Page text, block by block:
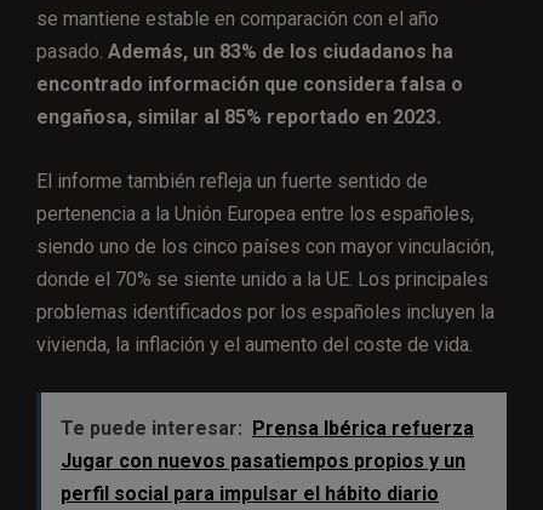
se mantiene estable en comparación con el año
pasado. Además, un 83% de los ciudadanos ha
encontrado información que considera falsa o
engañosa, similar al 85% reportado en 2023.
El informe también refleja un fuerte sentido de
pertenencia a la Unión Europea entre los españoles,
siendo uno de los cinco países con mayor vinculación,
donde el 70% se siente unido a la UE. Los principales
problemas identificados por los españoles incluyen la
vivienda, la inflación y el aumento del coste de vida.
Te puede interesar:
Prensa Ibérica refuerza
Jugar con nuevos pasatiempos propios y un
perfil social para impulsar el hábito diario